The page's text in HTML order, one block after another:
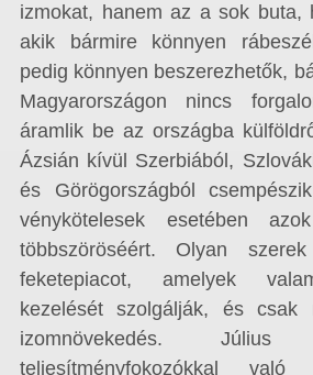
izmokat, hanem az a sok buta,
akik bármire könnyen
pedig könnyen beszerezhetők,
Magyarországon nincs
áramlik be az országba
Ázsián kívül Szerbiából,
és Görögországból
vénykötelesek esetében
többszöröséért. Olyan
feketepiacot, amelyek
kezelését szolgálják, és csak
izomnövekedés.
teljesítményfokozókkal